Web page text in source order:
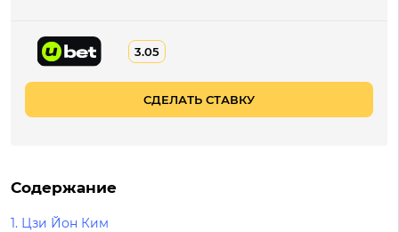
3.05
СДЕЛАТЬ СТАВКУ
Содержание
1. Цзи Йон Ким